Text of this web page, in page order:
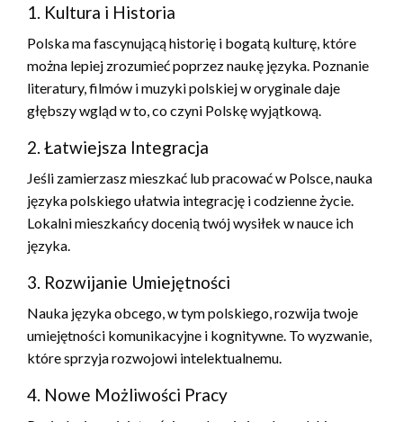
1. Kultura i Historia
Polska ma fascynującą historię i bogatą kulturę, które
można lepiej zrozumieć poprzez naukę języka. Poznanie
literatury, filmów i muzyki polskiej w oryginale daje
głębszy wgląd w to, co czyni Polskę wyjątkową.
2. Łatwiejsza Integracja
Jeśli zamierzasz mieszkać lub pracować w Polsce, nauka
języka polskiego ułatwia integrację i codzienne życie.
Lokalni mieszkańcy docenią twój wysiłek w nauce ich
języka.
3. Rozwijanie Umiejętności
Nauka języka obcego, w tym polskiego, rozwija twoje
umiejętności komunikacyjne i kognitywne. To wyzwanie,
które sprzyja rozwojowi intelektualnemu.
4. Nowe Możliwości Pracy